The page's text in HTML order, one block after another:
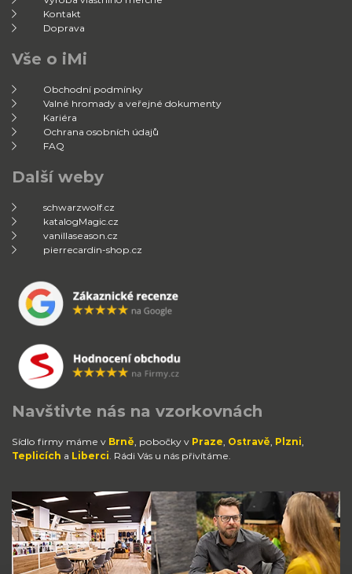
Kontakt
Doprava
Vše o iMi
Obchodní podmínky
Valné hromady a veřejné dokumenty
Kariéra
Ochrana osobních údajů
FAQ
Další weby
schwarzwolf.cz
katalogMagic.cz
vanillaseason.cz
pierrecardin-shop.cz
Navštivte nás na vzorkovnách
Sídlo firmy máme v Brně , pobočky v Praze Ostravě Plzni
Teplicích a Liberci . Rádi Vás u nás přivítáme.